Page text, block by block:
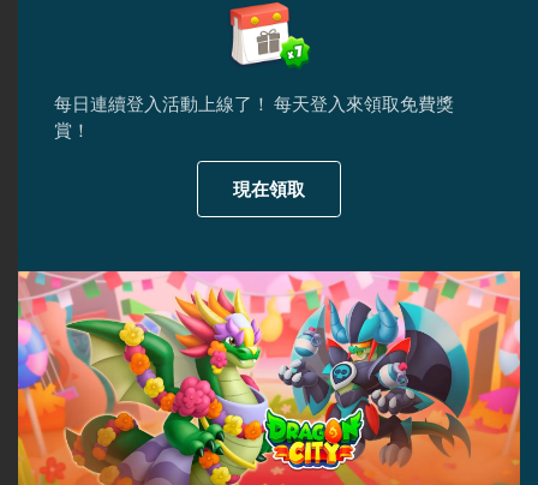
每日連續登入活動上線了！ 每天登入來領取免費獎
賞！
現在領取